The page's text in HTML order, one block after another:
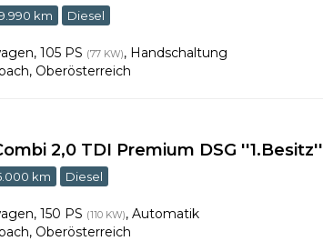
km Diesel
,105 PS (77 KW), Handschaltung
, Oberösterreich
2,0 TDI Premium DSG ''1.Besitz''
km Diesel
,150 PS (110 KW),Automatik
, Oberösterreich